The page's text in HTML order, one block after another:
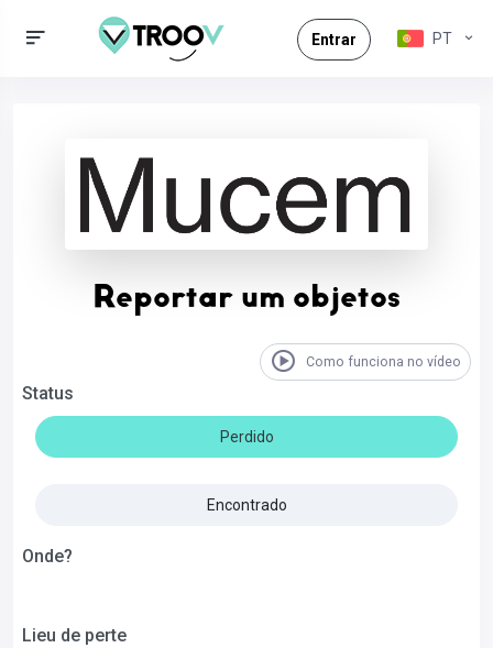
Entrar PT
Reportar um objetos
Como funciona no vídeo
Status
Perdido
Encontrado
Onde?
Lieu de perte